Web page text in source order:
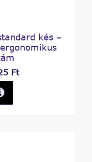
kés –
Ft